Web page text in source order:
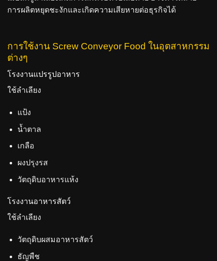
การผลิตหยุดชะงักและเกิดความเสียหายต่อธุรกิจได้
การใช้งาน Screw Conveyor Food ในอุตสาหกรรม
ต่างๆ
โรงงานแปรรูปอาหาร
ใช้ลำเลียง
แป้ง
น้ำตาล
เกลือ
ผงปรุงรส
วัตถุดิบอาหารแห้ง
โรงงานอาหารสัตว์
ใช้ลำเลียง
วัตถุดิบผสมอาหารสัตว์
ธัญพืช